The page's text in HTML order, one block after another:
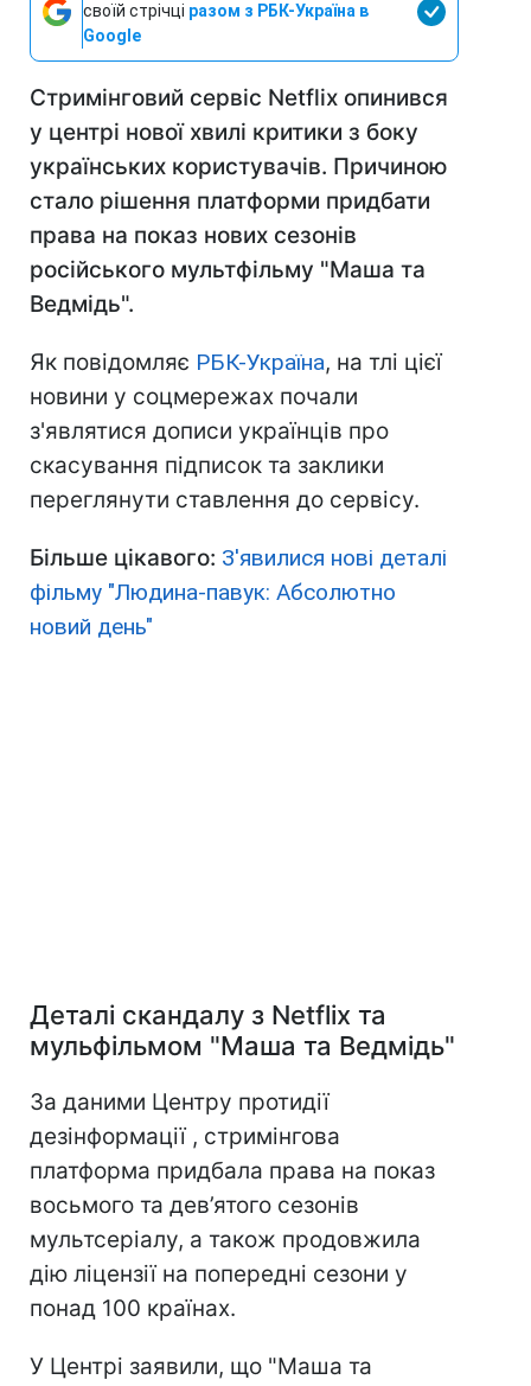
своїй стрічці разом з РБК-Україна в
Google
Стримінговий сервіс Netflix опинився
у центрі нової хвилі критики з боку
українських користувачів. Причиною
стало рішення платформи придбати
права на показ нових сезонів
російського мультфільму "Маша та
Ведмідь".
Як повідомляє РБК-Україна, на тлі цієї
новини у соцмережах почали
з'являтися дописи українців про
скасування підписок та заклики
переглянути ставлення до сервісу.
Більше цікавого: З'явилися нові деталі
фільму "Людина-павук: Абсолютно
новий день"
Деталі скандалу з Netflix та
мульфільмом "Маша та Ведмідь"
За даними Центру протидії
дезінформації , стримінгова
платформа придбала права на показ
восьмого та дев’ятого сезонів
мультсеріалу, а також продовжила
дію ліцензії на попередні сезони у
понад 100 країнах.
У Центрі заявили, що "Маша та